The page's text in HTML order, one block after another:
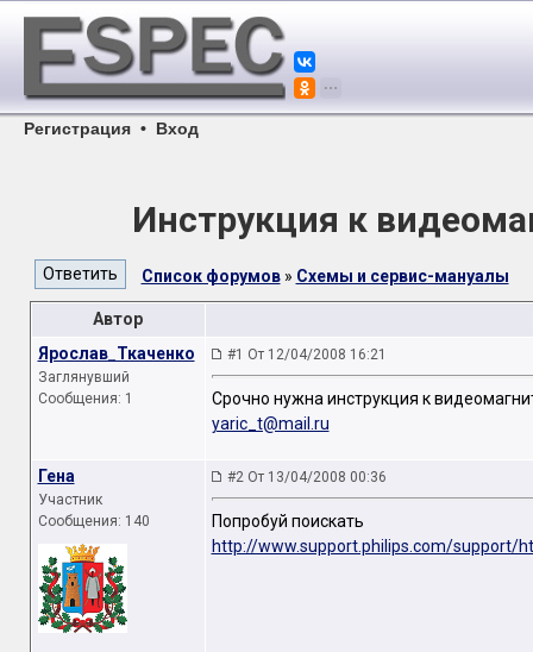
Регистрация • Вход
Инструкция к
Список форумов» Схемы и сервис-мануалы
Автор
Ярослав_Ткаченко
Заглянувший
Сообщения: 1
#1 От 12/04/2008 16:21
Срочно нужна инструкция к
yaric_t@mail.ru
Гена
Участник
Сообщения: 140
#2 От 13/04/2008 00:36
Попробуй поискать
http://www.support.philips.com/support/